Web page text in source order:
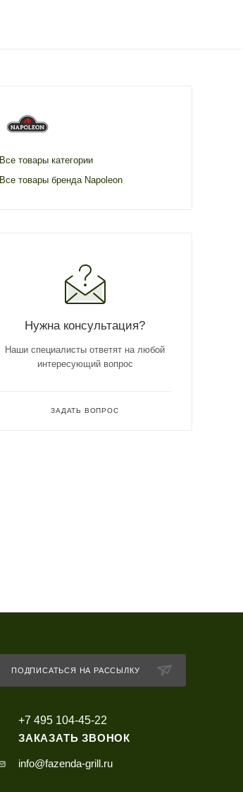
Все товары категории
Все товары бренда Napoleon
Нужна консультация?
Наши специалисты ответят на любой
интересующий вопрос
ЗАДАТЬ ВОПРОС
ПОДПИСАТЬСЯ НА РАССЫЛКУ
+7 495 104-45-22
ЗАКАЗАТЬ ЗВОНОК
info@fazenda-grill.ru